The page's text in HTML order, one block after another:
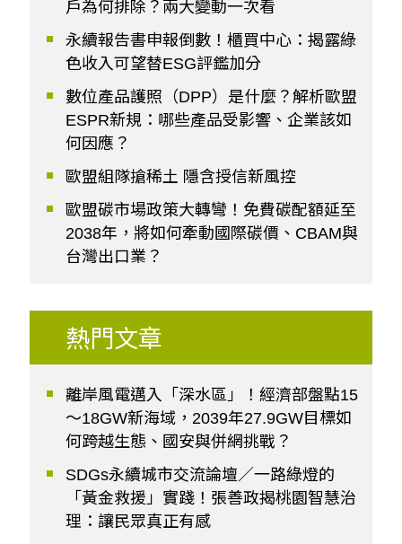
戶為何排除？兩大變動一次看
永續報告書申報倒數！櫃買中心：揭露綠
色收入可望替ESG評鑑加分
數位產品護照（DPP）是什麼？解析歐盟
ESPR新規：哪些產品受影響、企業該如
何因應？
歐盟組隊搶稀土 隱含授信新風控
歐盟碳市場政策大轉彎！免費碳配額延至
2038年，將如何牽動國際碳價、CBAM與
台灣出口業？
熱門文章
離岸風電邁入「深水區」！經濟部盤點15
～18GW新海域，2039年27.9GW目標如
何跨越生態、國安與併網挑戰？
SDGs永續城市交流論壇／一路綠燈的
「黃金救援」實踐！張善政揭桃園智慧治
理：讓民眾真正有感